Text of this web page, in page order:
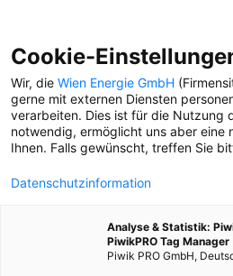
Cookie-
Wir, die Wien Energie GmbH
gerne mit externen Diensten
verarbeiten. Dies ist für die Nutzung
notwendig, ermöglicht uns aber eine
Ihnen. Falls gewünscht, treffen Sie
Datenschutzinformation
Analyse & Statistik:
PiwikPRO Tag Manager
Piwik PRO GmbH,